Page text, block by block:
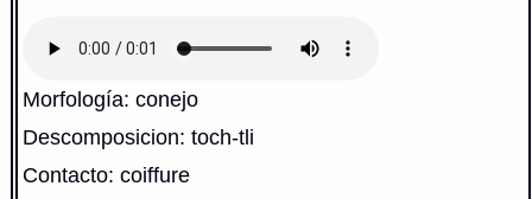
Morfología: conejo
Descomposicion: toch-tli
Contacto: coiffure